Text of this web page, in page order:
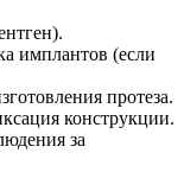
имплантов (если
протеза.
конструкции.
за